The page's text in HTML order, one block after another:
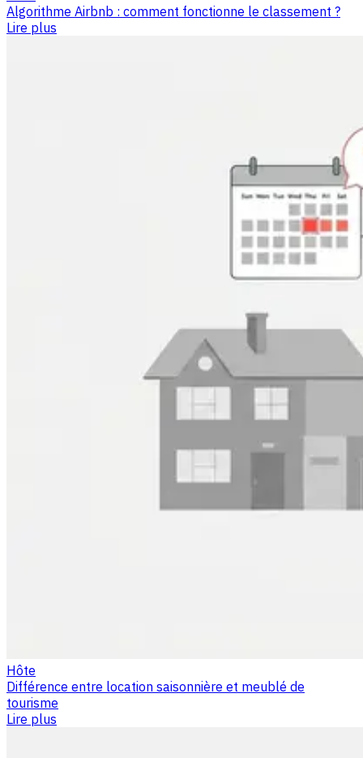
Algorithme Airbnb : comment fonctionne le classement ?
Lire plus
Hôte
Différence entre location saisonnière et meublé de
tourisme
Lire plus